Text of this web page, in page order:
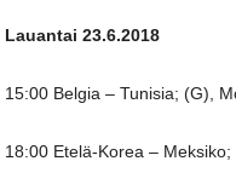
Lauantai 23.6.2018
15:00 Belgia – Tunisia; (G),
18:00 Etelä-Korea –